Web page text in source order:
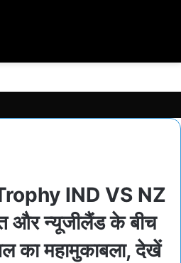
IND VS NZ
और न्यूजीलैंड के बीच
का महामुकाबला, देखें